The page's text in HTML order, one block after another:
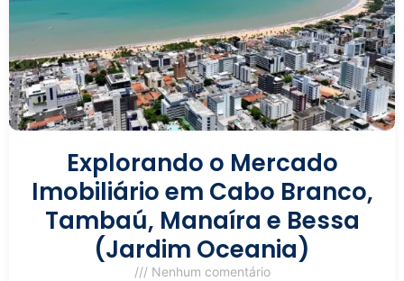
Explorando o Mercado
Imobiliário em Cabo Branco,
Tambaú, Manaíra e Bessa
(Jardim Oceania)
Nenhum comentário